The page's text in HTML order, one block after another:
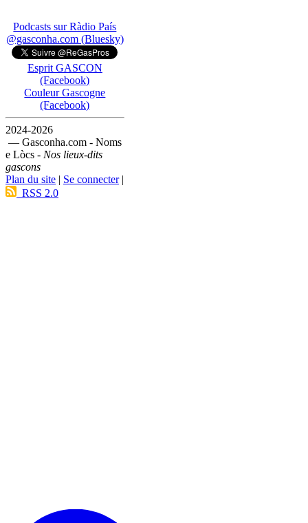
Podcasts sur Ràdio País
@gasconha.com (Bluesky)
Esprit GASCON
(Facebook)
Couleur Gascogne
(Facebook)
2024-2026
— Gasconha.com - Noms
e Lòcs - Nos lieux-dits
gascons
Plan du site | Se connecter|
RSS 2.0